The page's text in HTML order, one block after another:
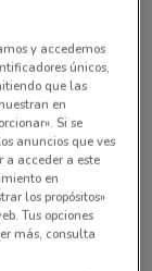
y accedemos
únicos,
que las
en
Si se
anuncios que ves
a acceder a este
en
los propósitos»
Tus opciones
más, consulta